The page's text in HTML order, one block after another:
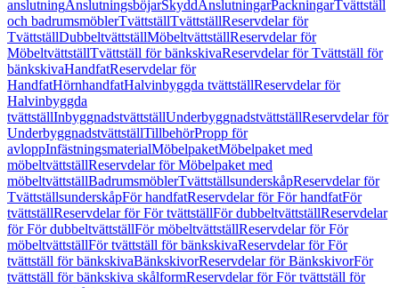
anslutningAnslutningsböjarSkyddAnslutningarPackningarTvättställ
och badrumsmöblerTvättställTvättställReservdelar för
TvättställDubbeltvättställMöbeltvättställReservdelar för
MöbeltvättställTvättställ för bänkskivaReservdelar för Tvättställ för
bänkskivaHandfatReservdelar för
HandfatHörnhandfatHalvinbyggda tvättställReservdelar för
Halvinbyggda
tvättställInbyggnadstvättställUnderbyggnadstvättställReservdelar för
UnderbyggnadstvättställTillbehörPropp för
avloppInfästningsmaterialMöbelpaketMöbelpaket med
möbeltvättställReservdelar för Möbelpaket med
möbeltvättställBadrumsmöblerTvättställsunderskåpReservdelar för
TvättställsunderskåpFör handfatReservdelar för För handfatFör
tvättställReservdelar för För tvättställFör dubbeltvättställReservdelar
för För dubbeltvättställFör möbeltvättställReservdelar för För
möbeltvättställFör tvättställ för bänkskivaReservdelar för För
tvättställ för bänkskivaBänkskivorReservdelar för BänkskivorFör
tvättställ för bänkskiva skålformReservdelar för För tvättställ för